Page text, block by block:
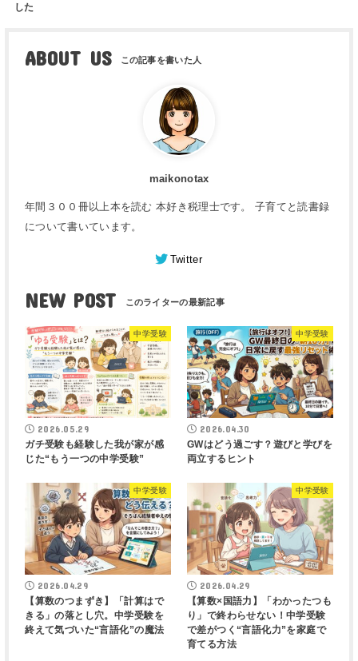
した
ABOUT US
maikonotax
年間３００冊以上本を読む 本好き税理士です。 子育てと読書録
について書いています。
Twitter
NEW POST
中学受験
2026.05.29
ガチ受験も経験した我が家が感
じた“もう一つの中学受験”
中学受験
2026.04.30
GWはどう過ごす？遊びと学びを
両立するヒント
中学受験
2026.04.29
【算数のつまずき】「計算はで
きる」の落とし穴。中学受験を
終えて気づいた“言語化”の魔法
中学受験
2026.04.29
【算数×国語力】「わかったつも
り」で終わらせない！中学受験
で差がつく“言語化力”を家庭で
育てる方法